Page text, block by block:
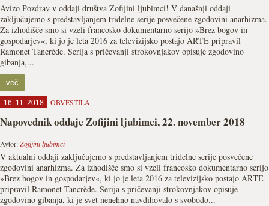
Avizo Pozdrav v oddaji društva Zofijini ljubimci! V današnji oddaji
zaključujemo s predstavljanjem tridelne serije posvečene zgodovini anarhizma.
Za izhodišče smo si vzeli francosko dokumentarno serijo »Brez bogov in
gospodarjev«, ki jo je leta 2016 za televizijsko postajo ARTE pripravil
Ramonet Tancrède. Serija s pričevanji strokovnjakov opisuje zgodovino
gibanja,...
več
16. 11. 2018 OBVESTILA
Napovednik oddaje Zofijini ljubimci, 22. november 2018
Avtor:Zofijini ljubimci
V aktualni oddaji zaključujemo s predstavljanjem tridelne serije posvečene
zgodovini anarhizma. Za izhodišče smo si vzeli francosko dokumentarno serijo
»Brez bogov in gospodarjev«, ki jo je leta 2016 za televizijsko postajo ARTE
pripravil Ramonet Tancrède. Serija s pričevanji strokovnjakov opisuje
zgodovino gibanja, ki je svet nenehno navdihovalo s svobodo...